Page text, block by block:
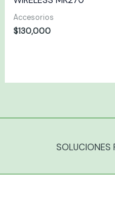
Accesorios
$130,000
SOLUCIONES